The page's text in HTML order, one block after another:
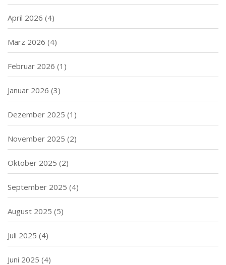
April 2026 (4)
März 2026 (4)
Februar 2026 (1)
Januar 2026 (3)
Dezember 2025 (1)
November 2025 (2)
Oktober 2025 (2)
September 2025 (4)
August 2025 (5)
Juli 2025 (4)
Juni 2025 (4)